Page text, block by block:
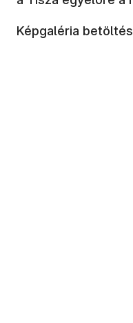
Képgaléria